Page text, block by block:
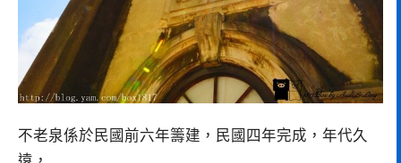
不老泉係於民國前六年籌建，民國四年完成，年代久